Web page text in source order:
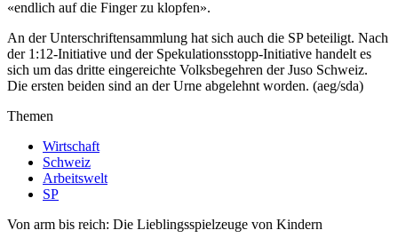
«endlich auf die Finger zu klopfen».
An der Unterschriftensammlung hat sich auch die SP beteiligt. Nach
der 1:12-Initiative und der Spekulationsstopp-Initiative handelt es
sich um das dritte eingereichte Volksbegehren der Juso Schweiz.
Die ersten beiden sind an der Urne abgelehnt worden. (aeg/sda)
Themen
Wirtschaft
Schweiz
Arbeitswelt
SP
Von arm bis reich: Die Lieblingsspielzeuge von Kindern